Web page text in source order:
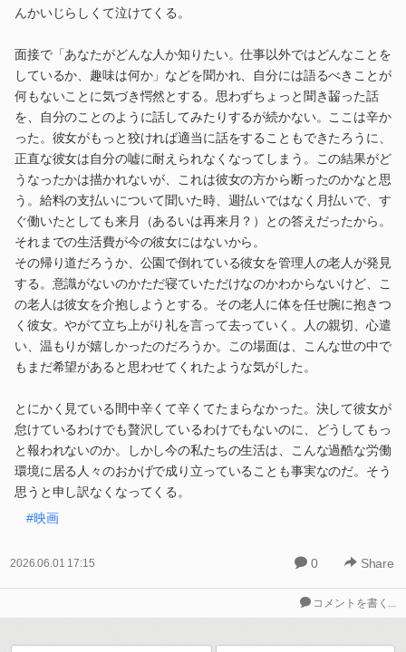
んかいじらしくて泣けてくる。
面接で「あなたがどんな人か知りたい。仕事以外ではどんなことを
しているか、趣味は何か」などを聞かれ、自分には語るべきことが
何もないことに気づき愕然とする。思わずちょっと聞き齧った話
を、自分のことのように話してみたりするが続かない。ここは辛か
った。彼女がもっと狡ければ適当に話をすることもできたろうに、
正直な彼女は自分の嘘に耐えられなくなってしまう。この結果がど
うなったかは描かれないが、これは彼女の方から断ったのかなと思
う。給料の支払いについて聞いた時、週払いではなく月払いで、す
ぐ働いたとしても来月（あるいは再来月？）との答えだったから。
それまでの生活費が今の彼女にはないから。
その帰り道だろうか、公園で倒れている彼女を管理人の老人が発見
する。意識がないのかただ寝ていただけなのかわからないけど、こ
の老人は彼女を介抱しようとする。その老人に体を任せ腕に抱きつ
く彼女。やがて立ち上がり礼を言って去っていく。人の親切、心遣
い、温もりが嬉しかったのだろうか。この場面は、こんな世の中で
もまだ希望があると思わせてくれたような気がした。
とにかく見ている間中辛くて辛くてたまらなかった。決して彼女が
怠けているわけでも贅沢しているわけでもないのに、どうしてもっ
と報われないのか。しかし今の私たちの生活は、こんな過酷な労働
環境に居る人々のおかげで成り立っていることも事実なのだ。そう
思うと申し訳なくなってくる。
#映画
2026.06.01 17:15 0 Share
コメントを書く...